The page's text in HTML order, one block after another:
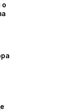
о